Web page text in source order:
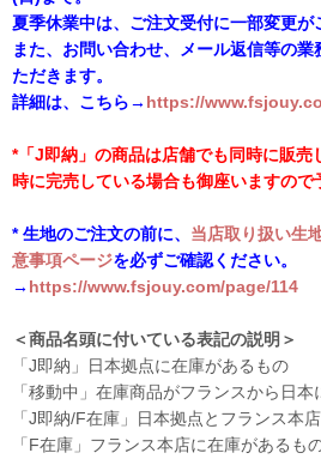
夏季休業中は、ご注文受付に一部変更が
また、お問い合わせ、メール返信等の
ただきます。
詳細は、こちら→ https://
*「J即納」の商品は店舗でも同時に販売
時に完売している場合も御座いますの
* 生地のご注文の前に、 当店取り扱い生
意事項ページを必ずご確認ください。
→ https://www.fsjouy.com/page/114
＜商品名頭に付いている表記の説明＞
「J即納」日本拠点に在庫があるもの
「移動中」在庫商品がフランスから日
「J即納/F在庫」日本拠点とフランス本
「F在庫」フランス本店に在庫があるも